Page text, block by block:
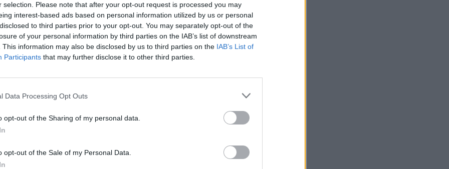
selection. Please note that after your opt-out request is processed you may
interest-based ads based on personal information utilized by us or personal
to third parties prior to your opt-out. You may separately opt-out of the
of your personal information by third parties on the IAB’s list of downstream
This information may also be disclosed by us to third parties on the IAB’s List of
Participants that may further disclose it to other third parties.
Data Processing Opt Outs
opt-out of the Sharing of my personal data.
opt-out of the Sale of my Personal Data.
tych pieniędzy”
odznaczenie
doniesieniom
Trump zmienił politykę Arktyki
prezydenta
zbiórka na nowy
jest otwarty
nazwiska
o eksplozjach na wyspie
rozwiązał struktury
zbliży się do Mac OS?
udać